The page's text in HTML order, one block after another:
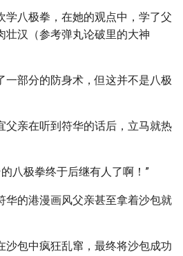
学八极拳，在她的观点中，学了父
壮汉（参考弹丸论破里的大神
一部分的防身术，但这并不是八极
父亲在听到符华的话后，立马就热
八极拳终于后继有人了啊！”
华的港漫画风父亲甚至拿着沙包就
沙包中疯狂乱窜，最终将沙包成功